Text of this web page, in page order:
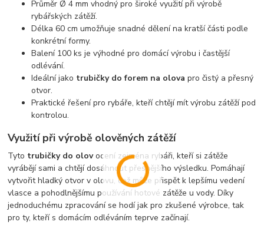
Průměr Ø 4 mm vhodný pro široké využití při výrobě
rybářských zátěží.
Délka 60 cm umožňuje snadné dělení na kratší části podle
konkrétní formy.
Balení 100 ks je výhodné pro domácí výrobu i častější
odlévání.
Ideální jako trubičky do forem na olova pro čistý a přesný
otvor.
Praktické řešení pro rybáře, kteří chtějí mít výrobu zátěží pod
kontrolou.
Využití při výrobě olověných zátěží
Tyto trubičky do olovocení zejména rybáři, kteří si zátěže
vyrábějí sami a chtějí dosáhnout přesnějšího výsledku. Pomáhají
vytvořit hladký otvor v olovu, což může přispět k lepšímu vedení
vlasce a pohodlnějšímu používání hotové zátěže u vody. Díky
jednoduchému zpracování se hodí jak pro zkušené výrobce, tak
pro ty, kteří s domácím odléváním teprve začínají.